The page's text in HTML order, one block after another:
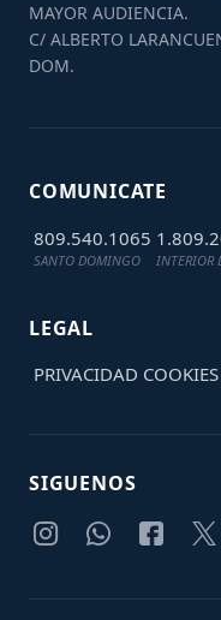
MAYOR AUDIENCIA.
C/ ALBERTO
DOM.
COMUNICATE
809.540.1065
SANTO DOMINGO INTERIOR
LEGAL
PRIVACIDAD COOKIES
SIGUENOS